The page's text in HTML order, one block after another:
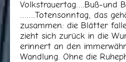
Volkstrauertag….Buß-und
…….Totensonntag, das
zusammen: die Blätter
zieht sich zurück in die
erinnert an den
Wandlung. Ohne die